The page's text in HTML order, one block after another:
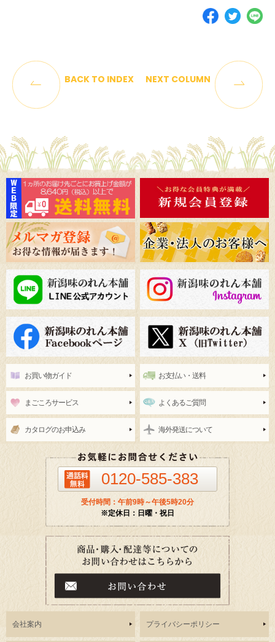
BACK TO INDEX NEXT COLUMN
お買い物ガイド お支払い・送料
まごころサービス よくあるご質問
カタログのお申込み 海外発送について
0120-585-383
受付時間：午前9時～午後5時20分
※定休日：日曜・祝日
会社案内 プライバシーポリシー